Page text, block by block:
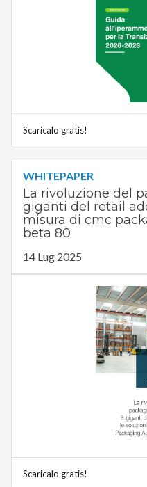
Scaricalo gratis!
WHITEPAPER
La rivoluzione del
giganti del retail
misura di cmc
beta 80
14 Lug 2025
Scaricalo gratis!